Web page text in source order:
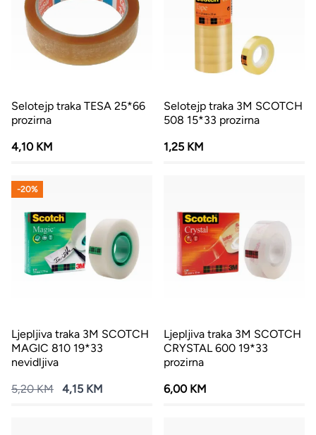
Selotejp traka TESA 25*66
prozirna
4,10 KM
Selotejp traka 3M SCOTCH
508 15*33 prozirna
1,25 KM
Ljepljiva traka 3M SCOTCH
MAGIC 810 19*33
nevidljiva
5,20 KM
4,15 KM
-20%
Ljepljiva traka 3M SCOTCH
CRYSTAL 600 19*33
prozirna
6,00 KM